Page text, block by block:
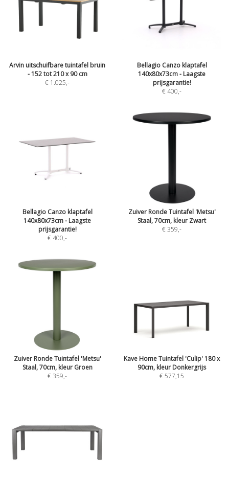
Arvin uitschuifbare tuintafel bruin
- 152 tot 210 x 90 cm
€ 1.025,-
Bellagio Canzo klaptafel
140x80x73cm - Laagste
prijsgarantie!
€ 400,-
Bellagio Canzo klaptafel
140x80x73cm - Laagste
prijsgarantie!
€ 400,-
Zuiver Ronde Tuintafel 'Metsu'
Staal, 70cm, kleur Zwart
€ 359,-
Zuiver Ronde Tuintafel 'Metsu'
Staal, 70cm, kleur Groen
€ 359,-
Kave Home Tuintafel 'Culip' 180 x
90cm, kleur Donkergrijs
€ 577,15